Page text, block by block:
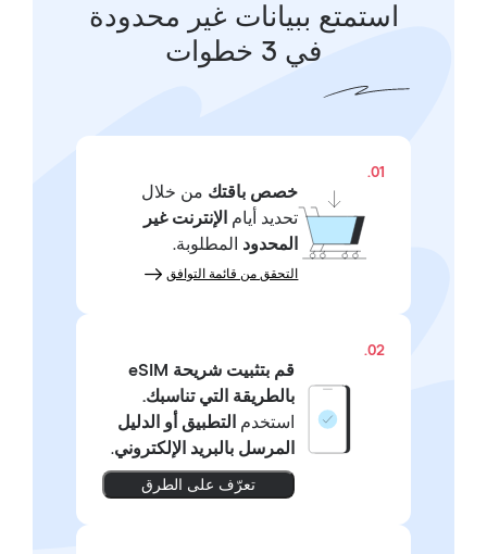
استمتع ببيانات غير محدودة
خصص باقتكمن خلال
تحديد أيامالإنترنت غير
المحدودالمطلوبة.
التحقق من قائمة التوافق
قم بتثبيت شريحة eSIM
بالطريقة التي تناسبك.
استخدمالتطبيق أو الدليل
المرسل بالبريد الإلكتروني.
تعرّف على الطرق